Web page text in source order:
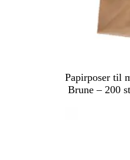
B
Papirposer til
Brune – 200